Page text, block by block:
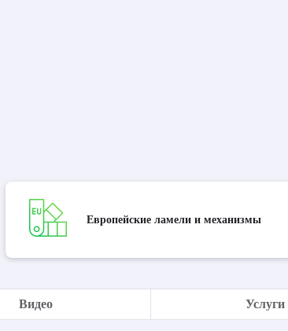
Европейские ламели и механизмы
Видео Услуги